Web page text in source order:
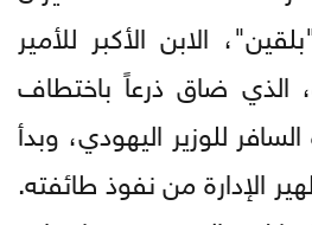
الابن الأكبر للأمير
الذي ضاق ذرعاً باختطاف
للوزير اليهودي، وبدأ
الإدارة من نفوذ طائفته.